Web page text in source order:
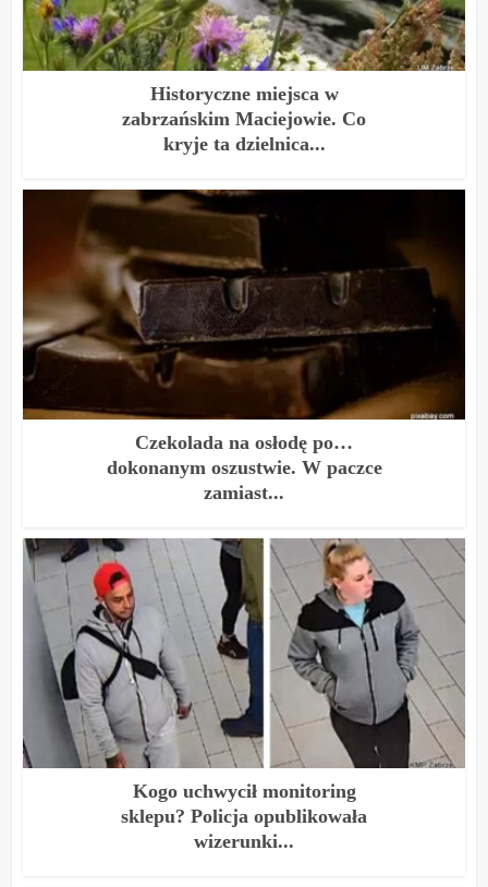
Historyczne miejsca w
zabrzańskim Maciejowie. Co
kryje ta dzielnica...
Czekolada na osłodę po…
dokonanym oszustwie. W paczce
zamiast...
Kogo uchwycił monitoring
sklepu? Policja opublikowała
wizerunki...